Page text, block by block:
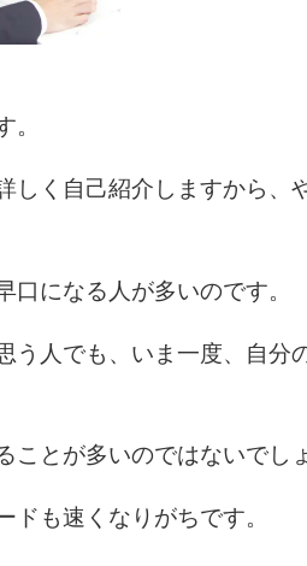
。
しく自己紹介しますから、
口になる人が多いのです。
う人でも、いま一度、自分
とが多いのではないでし
も速くなりがちです。